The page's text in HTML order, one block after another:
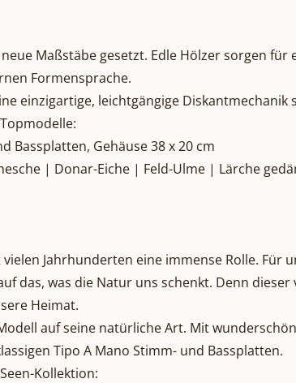
Maßstäbe gesetzt. Edle Hölzer sorgen
Formensprache.
einzigartige, leichtgängige
Bassplatten, Gehäuse 38 x 20 cm
| Donar-Eiche | Feld-Ulme | Lärche
Jahrhunderten eine immense Rolle.
das, was die Natur uns schenkt. Denn
Heimat.
auf seine natürliche Art. Mit
Tipo A Mano Stimm- und Bassplatten.
Kollektion: